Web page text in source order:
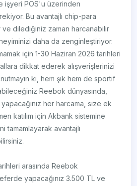
işyeri POS'u üzerinden
Bu avantajlı chip-para
dilediğiniz zaman harcanabilir
daha da zenginleştiriyor.
için 1-30 Haziran 2026 tarihleri
dikkat ederek alışverişlerinizi
ki, hem şık hem de sportif
Reebok dünyasında,
her harcama, size ek
katılım için Akbank sistemine
tamamlayarak avantajlı
arasında Reebok
yapacağınız 3.500 TL ve